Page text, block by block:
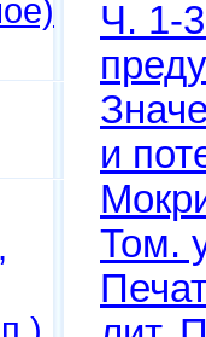
Ч. 1-
и
Том.